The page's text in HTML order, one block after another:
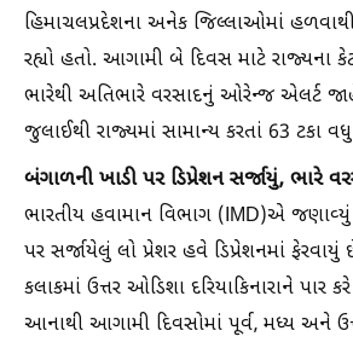
હિમાચલપ્રદેશના અનેક જિલ્લાઓમાં
રહ્યો હતો. આગામી બે દિવસ માટે રાજ્યના
ભારેથી અતિભારે વરસાદનું ઓરેન્જ એલર્ટ
જુલાઈથી રાજ્યમાં સામાન્ય કરતાં 63 ટકા
બંગાળની ખાડી પર ડિપ્રેશન સર્જાયું, ભારે
ભારતીય હવામાન વિભાગ (IMD)એ
પર સર્જાયેલું લો પ્રેશર હવે ડિપ્રેશનમાં
કલાકમાં ઉત્તર ઓડિશા દરિયાકિનારાને પાર
આનાથી આગામી દિવસોમાં પૂર્વ, મધ્ય અને